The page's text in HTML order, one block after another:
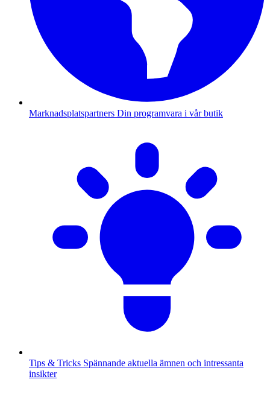
Marknadsplatspartners Din programvara i vår butik
Tips & Tricks Spännande aktuella ämnen och intressanta
insikter